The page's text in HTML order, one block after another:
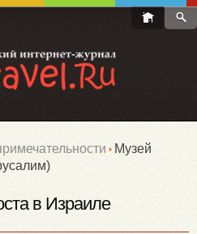
Музей
в Израиле